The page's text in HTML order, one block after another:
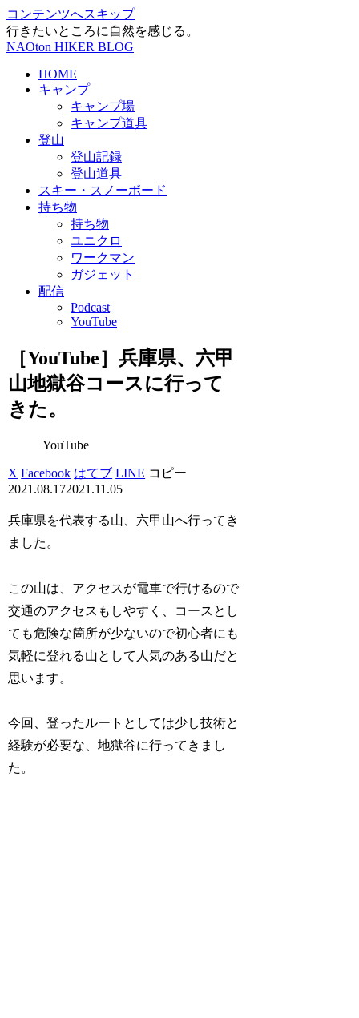
コンテンツへスキップ
行きたいところに自然を感じる。
NAOton HIKER BLOG
HOME
キャンプ
キャンプ場
キャンプ道具
登山
登山記録
登山道具
スキー・スノーボード
持ち物
持ち物
ユニクロ
ワークマン
ガジェット
配信
Podcast
YouTube
［YouTube］兵庫県、六甲
山地獄谷コースに行って
きた。
YouTube
X Facebook はてブ LINE コピー
2021.08.172021.11.05
兵庫県を代表する山、六甲山へ行ってき
ました。
この山は、アクセスが電車で行けるので
交通のアクセスもしやすく、コースとし
ても危険な箇所が少ないので初心者にも
気軽に登れる山として人気のある山だと
思います。
今回、登ったルートとしては少し技術と
経験が必要な、地獄谷に行ってきまし
た。